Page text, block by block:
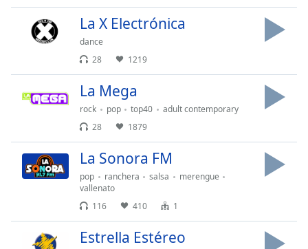
La X Electrónica
dance
28
1219
La Mega
rock pop top40
adult contemporary
28
1879
La Sonora FM
pop ranchera salsa
merengue
vallenato
116
410 1
Estrella Estéreo